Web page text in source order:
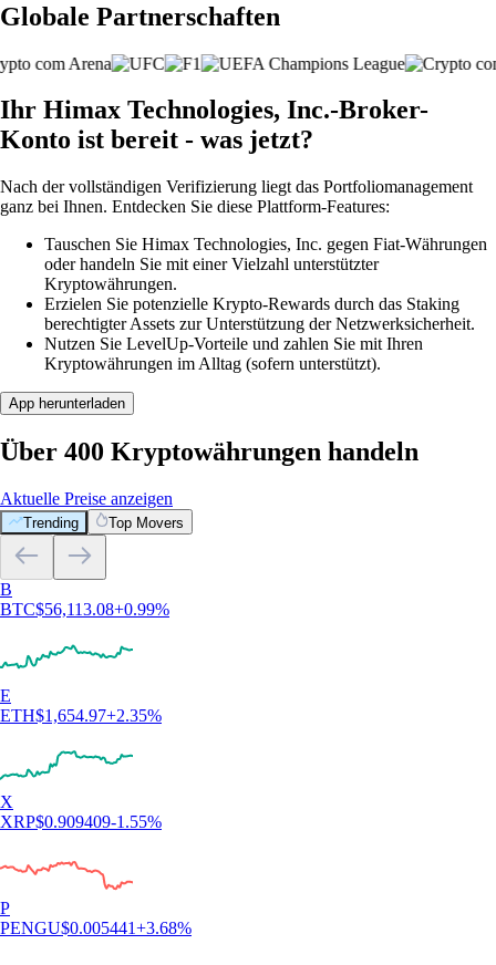
Globale Partnerschaften
Ihr Himax Technologies, Inc.-Broker-
Konto ist bereit - was jetzt?
Nach der vollständigen Verifizierung liegt das Portfoliomanagement
ganz bei Ihnen. Entdecken Sie diese Plattform-Features:
Tauschen Sie Himax Technologies, Inc. gegen Fiat-Währungen
oder handeln Sie mit einer Vielzahl unterstützter
Kryptowährungen.
Erzielen Sie potenzielle Krypto-Rewards durch das Staking
berechtigter Assets zur Unterstützung der Netzwerksicherheit.
Nutzen Sie LevelUp-Vorteile und zahlen Sie mit Ihren
Kryptowährungen im Alltag (sofern unterstützt).
App herunterladen
Über 400 Kryptowährungen handeln
Aktuelle Preise anzeigen
Trending Top Movers
B
BTC$56,113.08+0.99%
E
ETH$1,654.97+2.35%
X
XRP$0.909409-1.55%
P
PENGU$0.005441+3.68%